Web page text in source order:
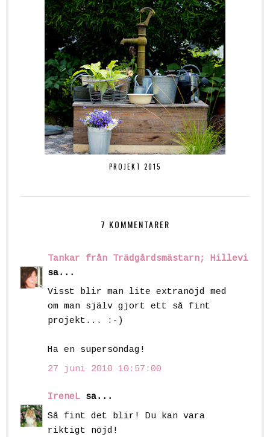
PROJEKT 2015
7 KOMMENTARER
Tankar från Trädgårdsmästarn; Hillevi
sa...
Visst blir man lite extranöjd med
om man själv gjort ett så fint
projekt... :-)
Ha en supersöndag!
27 juni 2010 10:57:00
IreneL sa...
Så fint det blir! Du kan vara
riktigt nöjd!